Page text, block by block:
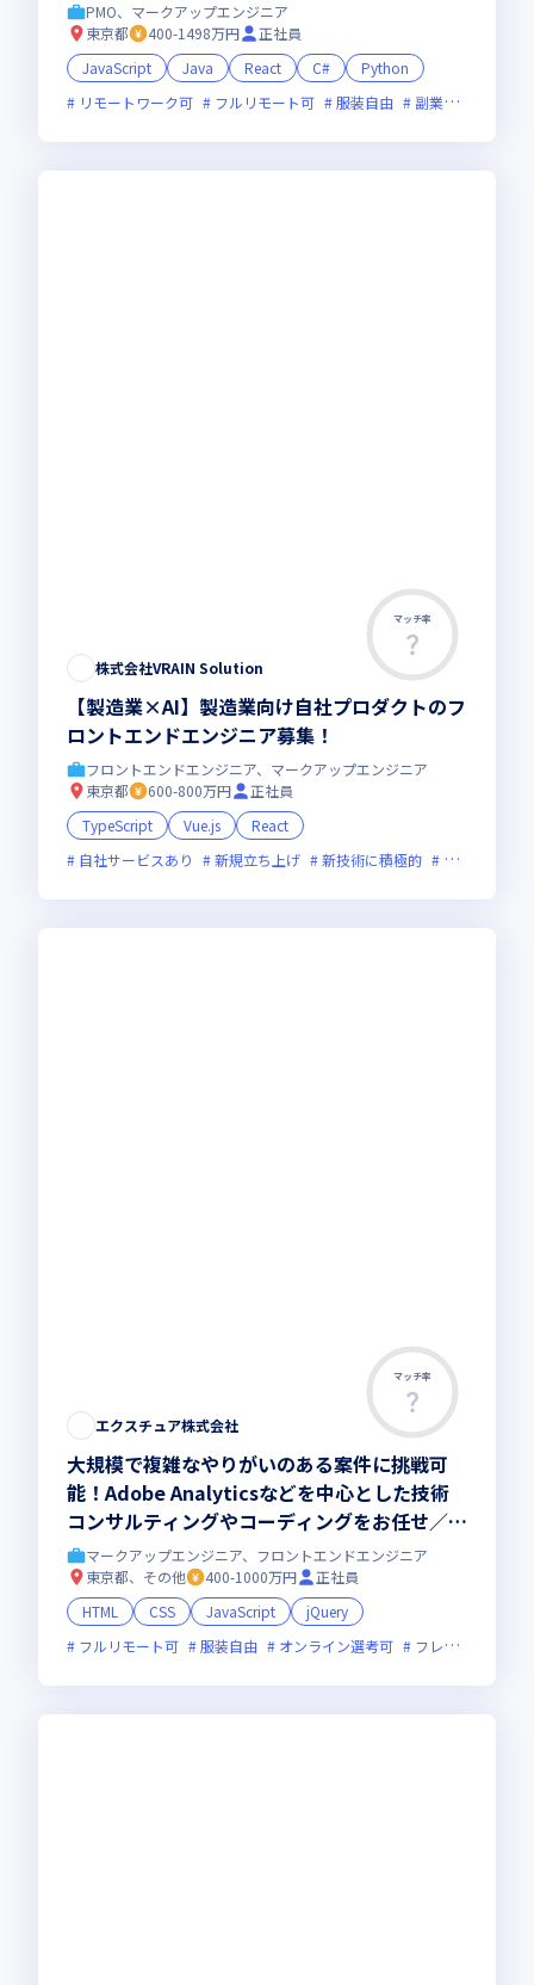
PMO、マークアップエンジニア
東京都
400-1498万円
正社員
JavaScript
Java React C#
Python
リモートワーク可
フルリモート可 服装自由 副業可
マッチ率
株式会社VRAIN Solution
【製造業×AI】製造業向け自社プロダクトのフ
ロントエンドエンジニア募集！
フロントエンドエンジニア、マークアップエンジニア
東京都
600-800万円
正社員
TypeScript
Vue.js
React
自社サービスあり
新規立ち上げ 新技術に積極的 上場企業
マッチ率
エクスチュア株式会社
大規模で複雑なやりがいのある案件に挑戦可
能！Adobe Analyticsなどを中心とした技術
コンサルティングやコーディングをお任せ／最
新の技術に関われます
マークアップエンジニア、フロントエンドエンジニア
東京都、その他
400-1000万円
正社員
HTML
CSS JavaScript
jQuery
フルリモート可
服装自由 オンライン選考可 フレックス制度あり